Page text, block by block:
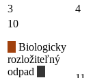
3 4
10
Biologicky
rozložiteľný
odpad